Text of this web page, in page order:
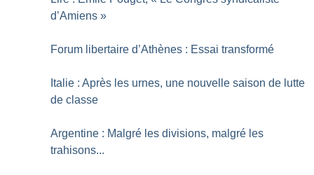
d’Amiens »
Forum libertaire d’Athènes : Essai transformé
Italie : Après les urnes, une nouvelle saison de lutte
de classe
Argentine : Malgré les divisions, malgré les
trahisons...